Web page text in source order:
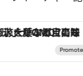
【夏限定ディナーコース】旬を迎え